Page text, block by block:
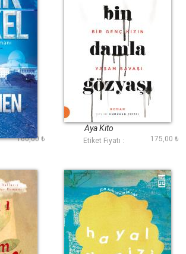
160,00 ₺
Bin Damla Gözyaşı
Aya Kito
Etiket Fiyatı : 175,00 ₺